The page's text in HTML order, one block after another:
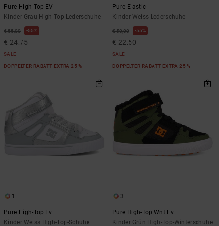
Pure High-Top EV
Kinder Grau High-Top-Lederschuhe
€ 55,00 55%
€ 24,75
SALE
DOPPELTER RABATT EXTRA 25 %
Pure Elastic
Kinder Weiss Lederschuhe
€ 50,00 55%
€ 22,50
SALE
DOPPELTER RABATT EXTRA 25 %
1
Pure High-Top Ev
Kinder Weiss High-Top-Schuhe
3
Pure High-Top Wnt Ev
Kinder Grün High-Top-Winterschuhe